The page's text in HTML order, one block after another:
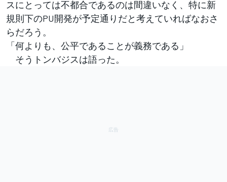
スにとっては不都合であるのは間違いなく、特に新
規則下のPU開発が予定通りだと考えていればなおさ
らだろう。
「何よりも、公平であることが義務である」
そうトンバジスは語った。